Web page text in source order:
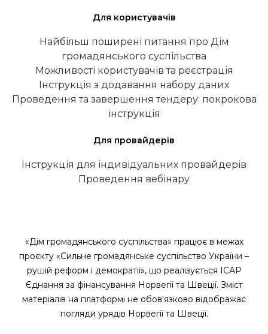
Для користувачів
Найбільш поширені питання про Дім
громадянського суспільства
Можливості користувачів та реєстрація
Інструкція з додавання набору даних
Проведення та завершення тендеру: покрокова
інструкція
Для провайдерів
Інструкція для індивідуальних провайдерів
Проведення вебінару
«Дім громадянського суспільства» працює в межах
проєкту «Сильне громадянське суспільство України –
рушій реформ і демократії», що реалізується ІСАР
Єднання за фінансування Норвегії та Швеції. Зміст
матеріалів на платформі не обов'язково відображає
погляди урядів Норвегії та Швеції.